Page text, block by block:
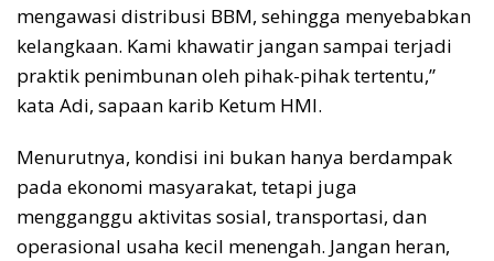
mengawasi distribusi BBM, sehingga menyebabkan
kelangkaan. Kami khawatir jangan sampai terjadi
praktik penimbunan oleh pihak-pihak tertentu,”
kata Adi, sapaan karib Ketum HMI.
Menurutnya, kondisi ini bukan hanya berdampak
pada ekonomi masyarakat, tetapi juga
mengganggu aktivitas sosial, transportasi, dan
operasional usaha kecil menengah. Jangan heran,